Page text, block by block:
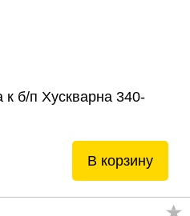
б/п Хускварна 340-
В корзину